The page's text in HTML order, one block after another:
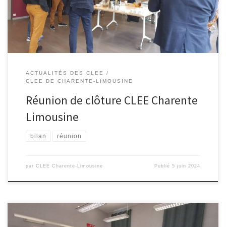
de travail, ont donné lieu à des débats enflammés. L’objet de […]
ACTUALITÉS DES CLEE
CLEE DE CHARENTE-LIMOUSINE
Réunion de clôture CLEE Charente
Limousine
bilan réunion
par CLEE Charente-Limousine Publié5 juin 2024